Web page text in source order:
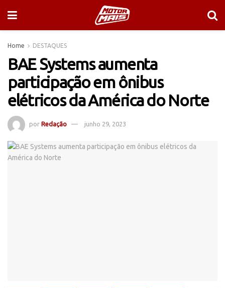
Home DESTAQUES
BAE Systems aumenta
participação em ônibus
elétricos da América do Norte
por Redação junho 29, 2023